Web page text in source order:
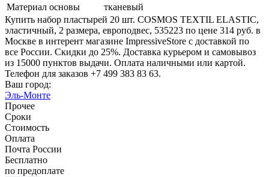
Материал основы
тканевый
Купить набор пластырей 20 шт. COSMOS TEXTIL ELASTIC,
эластичный, 2 размера, европодвес, 535223 по цене 314 руб. в
Москве в интерент магазине ImpressiveStore с доставкой по
все России. Скидки до 25%. Доставка курьером и самовывоз
из 15000 пунктов выдачи. Оплата наличными или картой.
Телефон для заказов +7 499 383 83 63.
Ваш город:
Эль-Монте
Прочее
Сроки
Стоимость
Оплата
Почта России
Бесплатно
по предоплате